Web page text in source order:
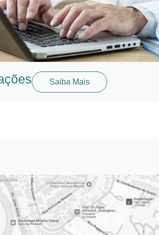
Saiba Mais